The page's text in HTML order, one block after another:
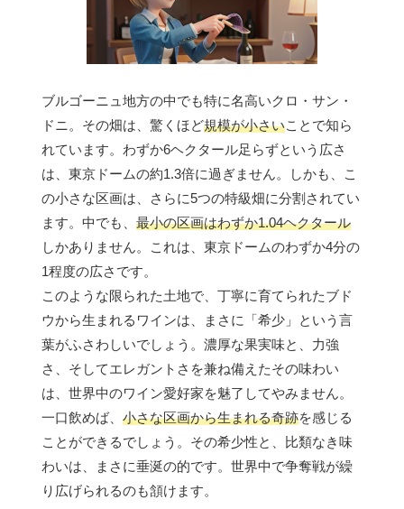
ブルゴーニュ地方の中でも特に名高いクロ・サン・
ドニ。その畑は、驚くほど規模が小さいことで知ら
れています。わずか6ヘクタール足らずという広さ
は、東京ドームの約1.3倍に過ぎません。しかも、こ
の小さな区画は、さらに5つの特級畑に分割されてい
ます。中でも、 最小の区画はわずか1.04ヘクタール
しかありません。これは、東京ドームのわずか4分の
1程度の広さです。
このような限られた土地で、丁寧に育てられたブド
ウから生まれるワインは、まさに「希少」という言
葉がふさわしいでしょう。濃厚な果実味と、力強
さ、そしてエレガントさを兼ね備えたその味わい
は、世界中のワイン愛好家を魅了してやみません。
一口飲めば、 小さな区画から生まれる奇跡を感じる
ことができるでしょう。その希少性と、比類なき味
わいは、まさに垂涎の的です。世界中で争奪戦が繰
り広げられるのも頷けます。